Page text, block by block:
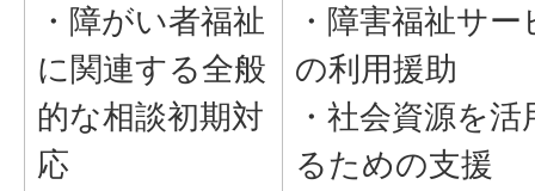
・障がい者福祉
に関連する全般
的な相談初期対
応
・障害福祉サー
の利用援助
・社会資源を活
るための支援